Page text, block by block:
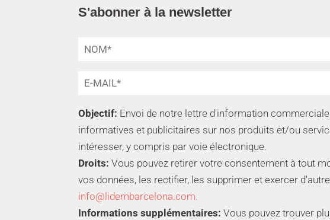
S'abonner à la newsletter
Objectif: Envoi de notre lettre d'information
informatives et publicitaires sur nos produits et/ou
intéresser, y compris par voie électronique.
Droits: Vous pouvez retirer votre consentement à tout
vos données, les rectifier, les supprimer et exercer
info@lidembarcelona.com.
Informations supplémentaires: Vous pouvez trouver